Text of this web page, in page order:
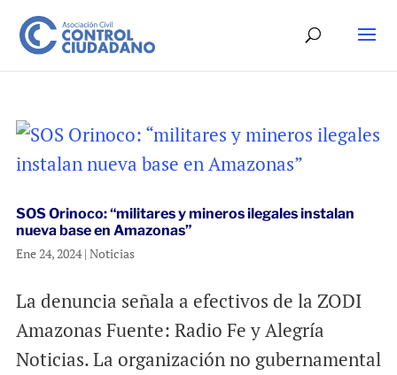
SOS Orinoco: “militares y mineros ilegales instalan
nueva base en Amazonas”
Ene 24, 2024| Noticias
La denuncia señala a efectivos de la ZODI
Amazonas Fuente: Radio Fe y Alegría
Noticias. La organización no gubernamental